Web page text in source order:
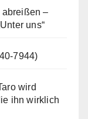
–
uns“
7944)
wird
ihn wirklich